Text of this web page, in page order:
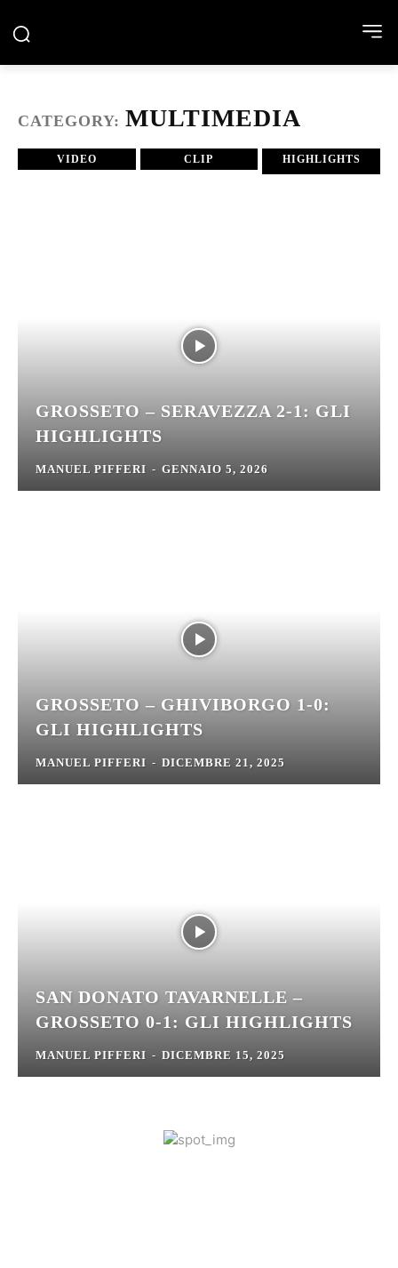
CATEGORY: MULTIMEDIA
VIDEO CLIP HIGHLIGHTS
GROSSETO – SERAVEZZA 2-1: GLI
HIGHLIGHTS
MANUEL PIFFERI - GENNAIO 5, 2026
GROSSETO – GHIVIBORGO 1-0:
GLI HIGHLIGHTS
MANUEL PIFFERI - DICEMBRE 21, 2025
SAN DONATO TAVARNELLE –
GROSSETO 0-1: GLI HIGHLIGHTS
MANUEL PIFFERI - DICEMBRE 15, 2025